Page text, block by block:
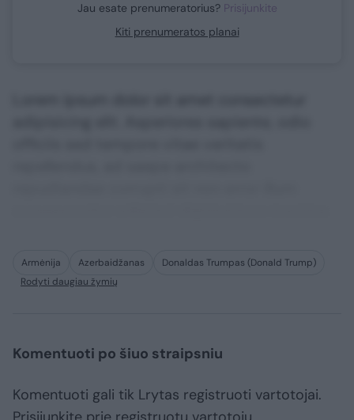
Jau esate prenumeratorius? Prisijunkite
Kiti prenumeratos planai
Armėnija Azerbaidžanas
Donaldas Trumpas (Donald Trump)
Rodyti daugiau žymių
Komentuoti po šiuo straipsniu
Komentuoti gali tik Lrytas registruoti vartotojai.